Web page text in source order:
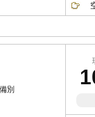
別